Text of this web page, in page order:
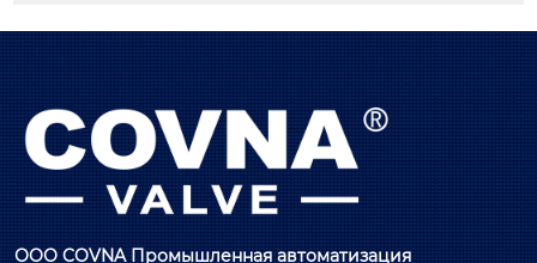
ООО COVNA Промышленная автоматизация